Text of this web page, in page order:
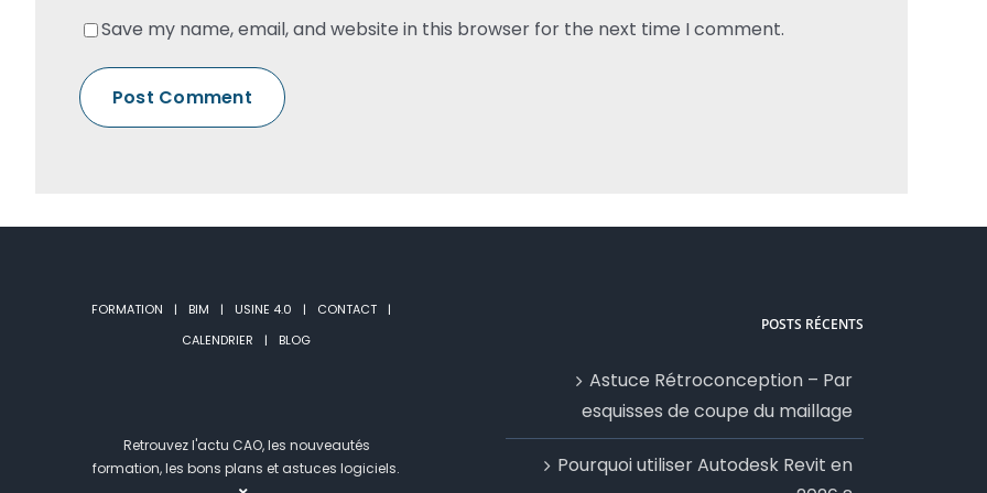
Save my name, email, and website in this browser for the next time I comment.
FORMATION BIM USINE 4.0
CONTACT
CALENDRIER
BLOG
Retrouvez l'actu CAO, les nouveautés
formation, les bons plans et astuces logiciels.
POSTS RÉCENTS
Astuce Rétroconception – Par
esquisses de coupe du maillage
Pourquoi utiliser Autodesk Revit en